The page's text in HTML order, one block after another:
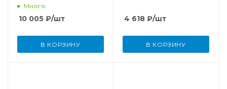
Много
10 005 ₽/шт
В КОРЗИНУ
4 618 ₽/шт
В КОРЗИНУ